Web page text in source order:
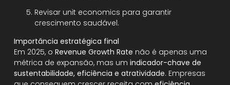
Revisar unit economics para garantir
crescimento saudável.
Importância estratégica final
Em 2025, o Revenue Growth Rate não é apenas uma
métrica de expansão, mas um indicador-chave de
sustentabilidade, eficiência e atratividade. Empresas